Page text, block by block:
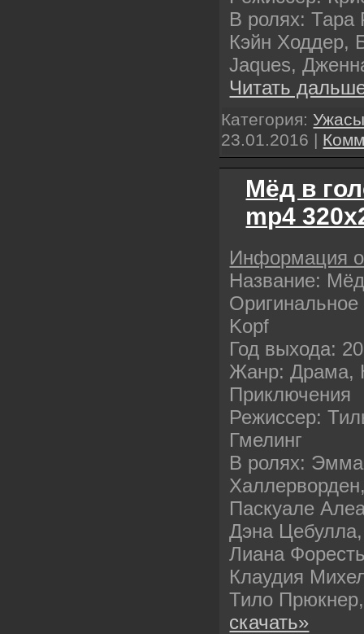
В ролях:
Кэйн Ходдер,
Jaques,
Читать
Категория:
23.01.2016 |
Мёд в
mp4
Информация
Название:
Kopf
Год выхода:
Жанр: Драма,
Приключения
Режиссер:
Гмелинг
В ролях:
Паскуале
Дэна
Лиана
Клаудия
Тило
скачать»